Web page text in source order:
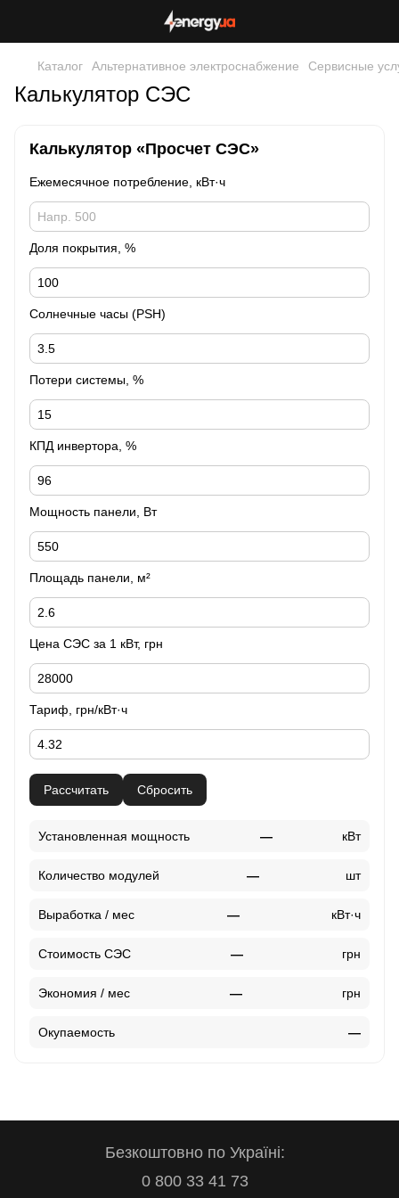
Каталог Альтернативное электроснабжение Сервисные
Калькулятор СЭС
Калькулятор «Просчет СЭС»
Ежемесячное потребление, кВт·ч
Доля покрытия, %
Солнечные часы (PSH)
Потери системы, %
КПД инвертора, %
Мощность панели, Вт
Площадь панели, м²
Цена СЭС за 1 кВт, грн
Тариф, грн/кВт·ч
Рассчитать Сбросить
Установленная мощность — кВт
Количество модулей — шт
Выработка / мес — кВт·ч
Стоимость СЭС — грн
Экономия / мес — грн
Окупаемость —
Безкоштовно по Україні:
0 800 33 41 73